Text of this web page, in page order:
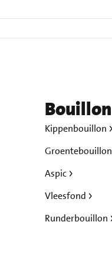
Bouillon
Kippenbouillon
Groentebouillon
Aspic
Vleesfond
Runderbouillon